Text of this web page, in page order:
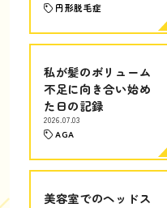
円形脱毛症
私が髪のボリューム
不足に向き合い始め
た日の記録
2026.07.03
AGA
美容室でのヘッドス